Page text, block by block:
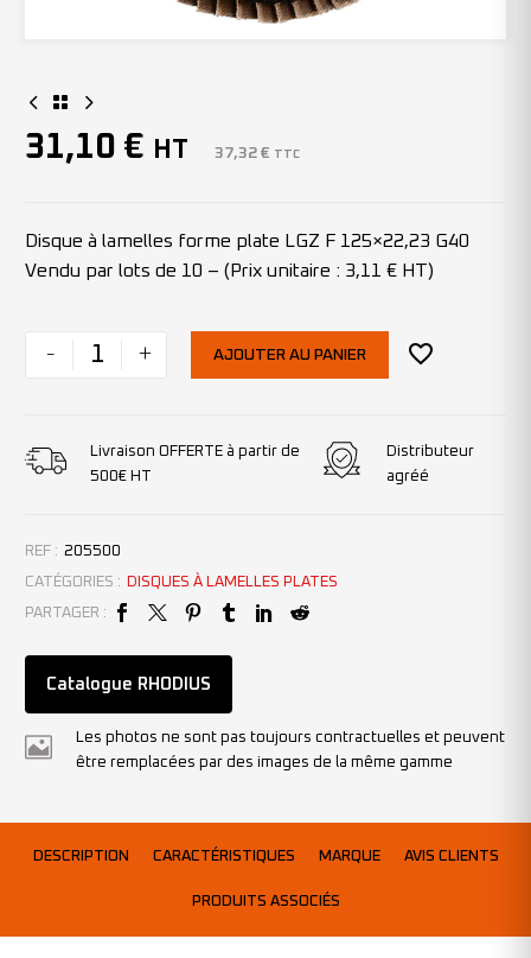
31,10 € HT 37,32 € TTC
Disque à lamelles forme plate LGZ F 125×22,23 G40
Vendu par lots de 10 – (Prix unitaire : 3,11 € HT)
- + AJOUTER AU PANIER
Livraison OFFERTE à partir de
500€ HT
Distributeur
agréé
REF : 205500
CATÉGORIES :
DISQUES À LAMELLES PLATES
PARTAGER :
Catalogue RHODIUS
Les photos ne sont pas toujours contractuelles et peuvent
être remplacées par des images de la même gamme
DESCRIPTION CARACTÉRISTIQUES MARQUE AVIS CLIENTS
PRODUITS ASSOCIÉS